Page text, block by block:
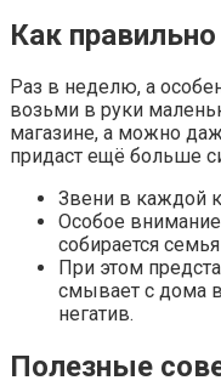
Как
Раз в неделю, а
возьми в руки
магазине, а можно
придаст ещё больше
Звени в каждой
Особое
собирается
При этом
смывает с дома
негатив.
Полезные